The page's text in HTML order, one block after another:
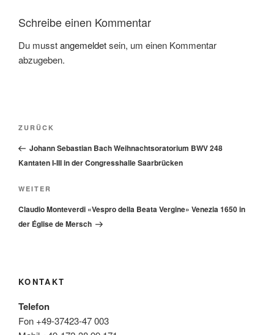
Schreibe einen Kommentar
Du musstangemeldetsein, um einen Kommentar
abzugeben.
Beitragsnavigation
Vorheriger
Beitrag
ZURÜCK
Johann Sebastian Bach Weihnachtsoratorium BWV 248
Kantaten I-III in der Congresshalle Saarbrücken
Nächster
Beitrag
WEITER
Claudio Monteverdi «Vespro della Beata Vergine» Venezia 1650 in
der Église de Mersch
KONTAKT
Telefon
Fon +49-37423-47 003